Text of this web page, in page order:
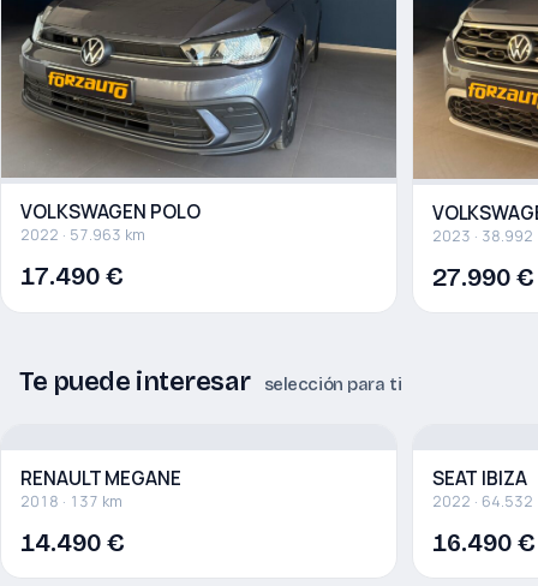
VOLKSWAGEN POLO
2022 · 57.963 km
17.490 €
2023 · 38.992
27.990 €
Te puede interesar selección para ti
RENAULT MEGANE
2018 · 137 km
14.490 €
SEAT IBIZA
2022 · 64.532
16.490 €